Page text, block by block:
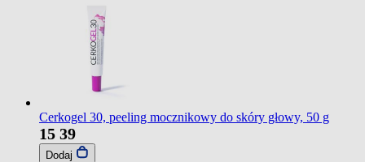
Cerkogel 30, peeling mocznikowy do skóry głowy, 50 g
15 39
Dodaj